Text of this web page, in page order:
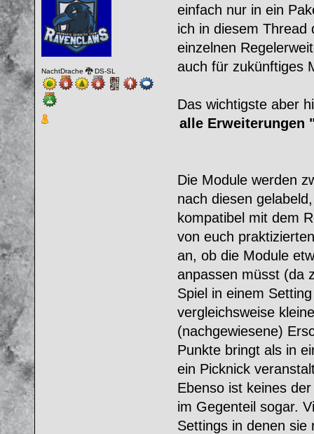
NachtDrache 🐉 DS-SL
einfach nur in ein
ich in diesem Thread
einzelnen
auch für zukünftiges
Das wichtigste aber
alle Erweiterungen
Die Module werden
nach diesen
kompatibel mit dem
von euch
an, ob die Module
anpassen müsst (da
Spiel in einem
vergleichsweise
(nachgewiesene)
Punkte bringt als in
ein Picknick
Ebenso ist keines
im Gegenteil sogar.
Settings in denen sie